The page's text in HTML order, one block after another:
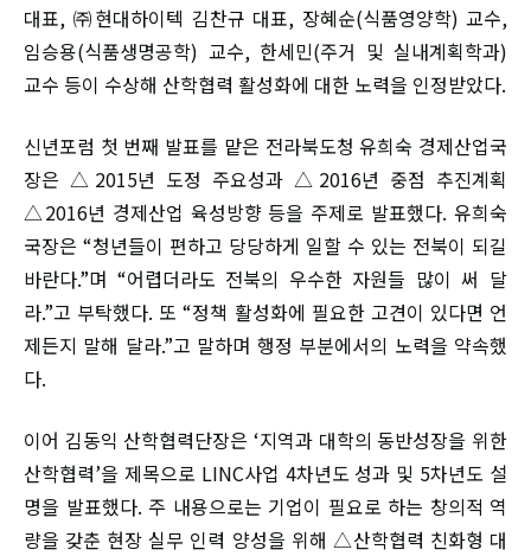
대표, ㈜현대하이텍 김찬규 대표, 장혜순(식품영양학) 교수,
임승용(식품생명공학) 교수, 한세민(주거 및 실내계획학과)
교수 등이 수상해 산학협력 활성화에 대한 노력을 인정받았다.
신년포럼 첫 번째 발표를 맡은 전라북도청 유희숙 경제산업국
장은 △2015년 도정 주요성과 △2016년 중점 추진계획
△2016년 경제산업 육성방향 등을 주제로 발표했다. 유희숙
국장은 “청년들이 편하고 당당하게 일할 수 있는 전북이 되길
바란다.”며 “어렵더라도 전북의 우수한 자원들 많이 써 달
라.”고 부탁했다. 또 “정책 활성화에 필요한 고견이 있다면 언
제든지 말해 달라.”고 말하며 행정 부분에서의 노력을 약속했
다.
이어 김동익 산학협력단장은 ‘지역과 대학의 동반성장을 위한
산학협력’을 제목으로 LINC사업 4차년도 성과 및 5차년도 설
명을 발표했다. 주 내용으로는 기업이 필요로 하는 창의적 역
량을 갖춘 현장 실무 인력 양성을 위해 △산학협력 친화형 대